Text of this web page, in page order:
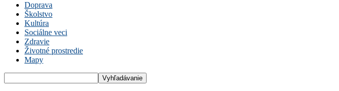
Doprava
Školstvo
Kultúra
Sociálne veci
Zdravie
Životné prostredie
Mapy